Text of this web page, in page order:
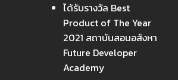
ได้รับรางวัล Best
Product of The Year
2021 สถาบันสอนอสังหา
Future Developer
Academy